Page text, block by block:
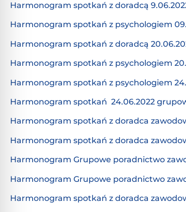
Harmonogram spotkań z doradcą
Harmonogram spotkań z psychologiem
Harmonogram spotkań z doradcą
Harmonogram spotkań z psychologiem
Harmonogram spotkań z psychologiem
Harmonogram spotkań 24.06.2022
Harmonogram spotkań z doradca
Harmonogram spotkań z doradca
Harmonogram Grupowe poradnictwo
Harmonogram Grupowe poradnictwo
Harmonogram spotkań z doradca